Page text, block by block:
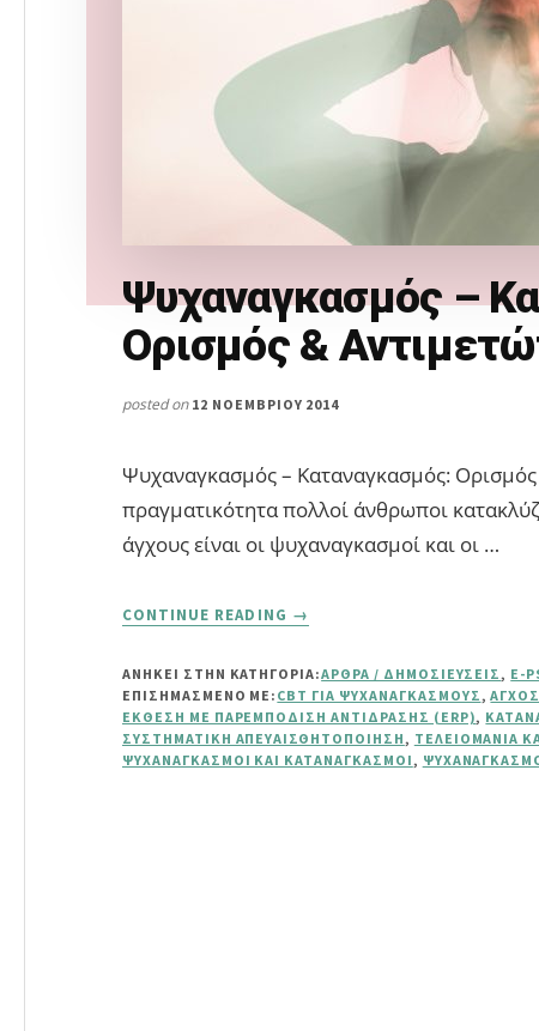
Ψυχαναγκασμός –
Ορισμός &
posted on 12 ΝΟΕΜΒΡΊΟΥ 2014
Ψυχαναγκασμός – Καταναγκασμός:
πραγματικότητα πολλοί άνθρωποι
άγχους είναι οι ψυχαναγκασμοί και οι …
CONTINUE READING
ΨΥΧΑΝΑΓΚΑΣΜΌΣ
ΚΑΤΑΝΑΓΚΑΣΜΌΣ:
ΟΡΙΣΜΌΣ
&
ΑΝΤΙΜΕΤΏΠΙΣΗ
→
ΑΝΗΚΕΙ ΣΤΗΝ ΚΑΤΗΓΟΡΙΑ:ΆΡΘΡΑ / ΔΗΜΟΣΙΕΎΣΕΙΣ, E-
ΕΠΙΣΗΜΑΣΜΈΝΟ ΜΕ: CBT ΓΙΑ ΨΥΧΑΝΑΓΚΑΣΜΟΎΣ,
ΈΚΘΕΣΗ ΜΕ ΠΑΡΕΜΠΌΔΙΣΗ ΑΝΤΊΔΡΑΣΗΣ (ERP),
ΣΥΣΤΗΜΑΤΙΚΉ ΑΠΕΥΑΙΣΘΗΤΟΠΟΊΗΣΗ, ΤΕΛΕΙΟΜΑΝΊΑ
ΨΥΧΑΝΑΓΚΑΣΜΟΊ ΚΑΙ ΚΑΤΑΝΑΓΚΑΣΜΟΊ,